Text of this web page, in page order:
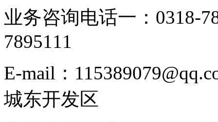
业务咨询电话一：0318-
7895111
E-mail：
城东开发区